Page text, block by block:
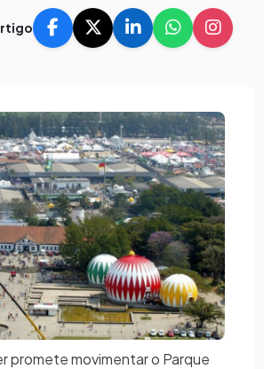
promete movimentar o Parque